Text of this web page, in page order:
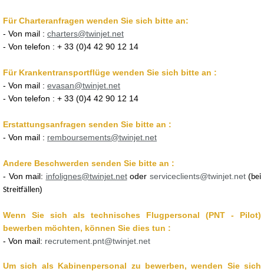
Für Charteranfragen wenden Sie sich bitte an:
- Von mail : charters@twinjet.net
- Von telefon : + 33 (0)4 42 90 12 14
Für Krankentransportflüge wenden Sie sich bitte an :
- Von mail : evasan@twinjet.net
- Von telefon : + 33 (0)4 42 90 12 14
Erstattungsanfragen senden Sie bitte an :
- Von mail : remboursements@twinjet.net
Andere Beschwerden senden Sie bitte an :
- Von mail: infolignes@twinjet.net oder serviceclients@twinjet.net (bei
Streitfällen)
Wenn Sie sich als technisches Flugpersonal (PNT - Pilot)
bewerben möchten, können Sie dies tun :
- Von mail: recrutement.pnt@twinjet.net
Um sich als Kabinenpersonal zu bewerben, wenden Sie sich